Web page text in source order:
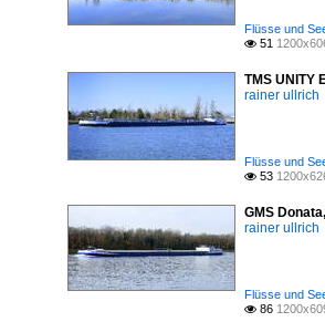
Flüsse und
 51
TMS UNITY
rainer ullrich
Flüsse und
 53
GMS
rainer ullrich
Flüsse und
 86